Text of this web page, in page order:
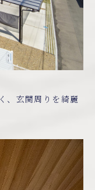
、玄関周りを綺麗